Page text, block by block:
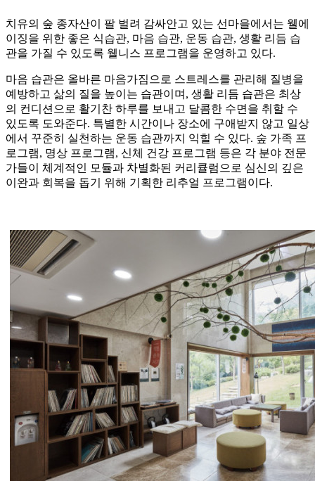
치유의 숲 종자산이 팔 벌려 감싸안고 있는 선마을에서는 웰에
이징을 위한 좋은 식습관, 마음 습관, 운동 습관, 생활 리듬 습
관을 가질 수 있도록 웰니스 프로그램을 운영하고 있다.
마음 습관은 올바른 마음가짐으로 스트레스를 관리해 질병을
예방하고 삶의 질을 높이는 습관이며, 생활 리듬 습관은 최상
의 컨디션으로 활기찬 하루를 보내고 달콤한 수면을 취할 수
있도록 도와준다. 특별한 시간이나 장소에 구애받지 않고 일상
에서 꾸준히 실천하는 운동 습관까지 익힐 수 있다. 숲 가족 프
로그램, 명상 프로그램, 신체 건강 프로그램 등은 각 분야 전문
가들이 체계적인 모듈과 차별화된 커리큘럼으로 심신의 깊은
이완과 회복을 돕기 위해 기획한 리추얼 프로그램이다.